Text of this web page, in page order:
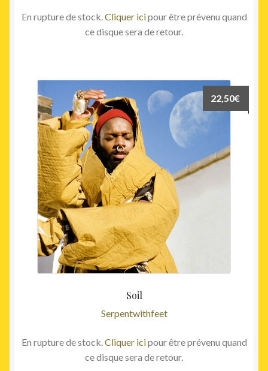
En rupture de stock.Cliquer icipour être prévenu quand
ce disque sera de retour.
Soil
Serpentwithfeet
22,50€
En rupture de stock.Cliquer icipour être prévenu quand
ce disque sera de retour.